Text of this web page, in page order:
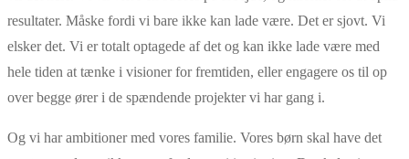
resultater. Måske fordi vi bare ikke kan lade være. Det er sjovt. Vi
elsker det. Vi er totalt optagede af det og kan ikke lade være med
hele tiden at tænke i visioner for fremtiden, eller engagere os til op
over begge ører i de spændende projekter vi har gang i.
Og vi har ambitioner med vores familie. Vores børn skal have det